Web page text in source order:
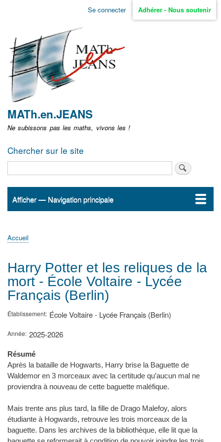
Aller
non
identifié
Se connecter Adhérer - Nous soutenir
MATh.en.JEANS
Ne subissons pas les maths, vivons les !
Chercher sur le site
Navigation
Afficher — Navigation principale
Accueil
ActualitésMATh.en.JEANS ?
Régions et Ateliers
Créer, gérer un atelier
Sujets/Publications
Congrès
d'Ariane
Accueil
Harry Potter et les reliques de la
mort - École Voltaire - Lycée
Français (Berlin)
Établissement École Voltaire - Lycée Français (Berlin)
Année 2025-2026
Résumé
Après la bataille de Hogwarts, Harry brise la Baguette de
Waldemor en 3 morceaux avec la certitude qu’aucun mal ne
proviendra à nouveau de cette baguette maléfique.
Mais trente ans plus tard, la fille de Drago Malefoy, alors
étudiante à Hogwards, retrouve les trois morceaux de la
baguette. Dans les archives de la bibliothèque, elle lit que la